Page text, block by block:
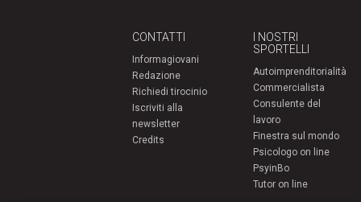
CONTATTI
Informagiovani
Redazione
Richiedi tirocinio
Iscriviti alla
newsletter
Credits
I NOSTRI
SPORTELLI
Autoimprenditorialità
Commercialista
Consulente del
lavoro
Finestra sul mondo
Psicologo on line
PsyinBo
Tutor on line